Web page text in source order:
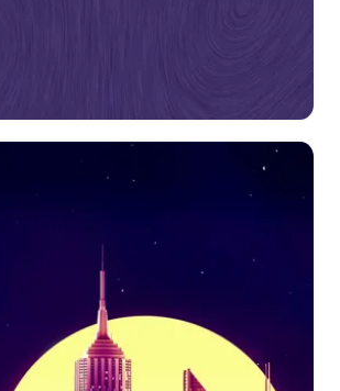
テクスチャ 概要 紫の